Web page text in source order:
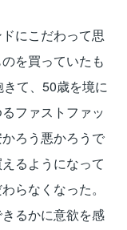
にこだわって思
を買っていたも
て、50歳を境に
ファストファッ
ろう悪かろうで
るようになって
らなくなった。
るかに意欲を感